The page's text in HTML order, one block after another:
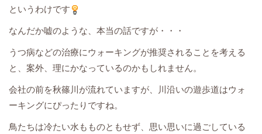
というわけです
なんだか嘘のような、本当の話ですが・・・
うつ病などの治療にウォーキングが推奨されることを考える
と、案外、理にかなっているのかもしれません。
会社の前を秋篠川が流れていますが、川沿いの遊歩道はウォ
ーキングにぴったりですね。
鳥たちは冷たい水もものともせず、思い思いに過ごしている